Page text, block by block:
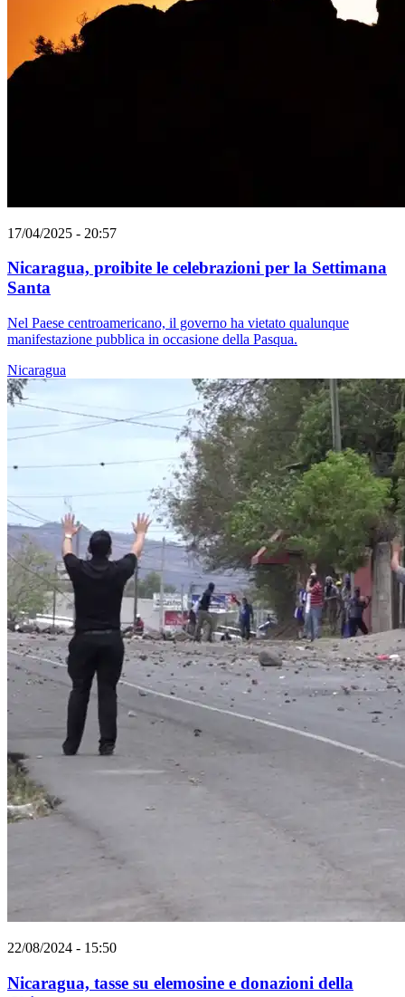
17/04/2025 - 20:57
Nicaragua, proibite le celebrazioni per la Settimana
Santa
Nel Paese centroamericano, il governo ha vietato qualunque
manifestazione pubblica in occasione della Pasqua.
Nicaragua
22/08/2024 - 15:50
Nicaragua, tasse su elemosine e donazioni della